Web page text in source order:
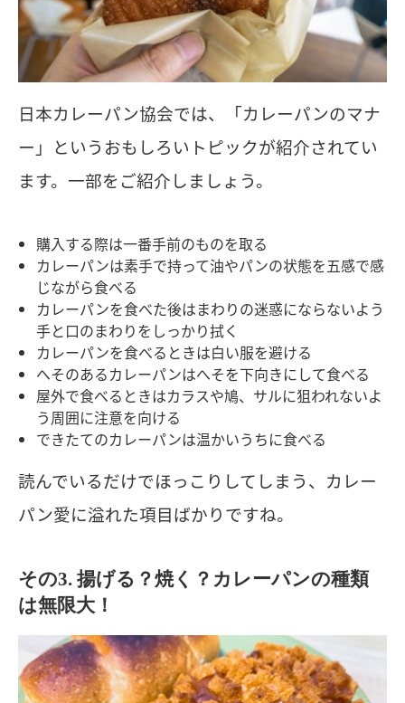
日本カレーパン協会では、「カレーパンのマナ
ー」というおもしろいトピックが紹介されてい
ます。一部をご紹介しましょう。
購入する際は一番手前のものを取る
カレーパンは素手で持って油やパンの状態を五感で感
じながら食べる
カレーパンを食べた後はまわりの迷惑にならないよう
手と口のまわりをしっかり拭く
カレーパンを食べるときは白い服を避ける
へそのあるカレーパンはへそを下向きにして食べる
屋外で食べるときはカラスや鳩、サルに狙われないよ
う周囲に注意を向ける
できたてのカレーパンは温かいうちに食べる
読んでいるだけでほっこりしてしまう、カレー
パン愛に溢れた項目ばかりですね。
その3. 揚げる？焼く？カレーパンの種類
は無限大！